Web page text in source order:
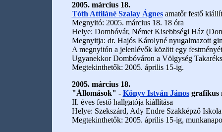
2005. március 18.
Tóth Attiláné Szalay Ágnesamatőr festő
Megnyitó: 2005. március 18. 18 óra
Helye: Dombóvár, Német Kisebbségi Ház
Megnyitja: dr. Hajós Károlyné nyugalmazott
A megnyitón a jelenlévők között egy
Ugyanekkor Dombóváron a Völgység
Megtekinthetők: 2005. április 15-ig.
2005. március 18.
"Állomások" - Könyv István Jánosgrafikus
II. éves festő hallgatója kiállítása
Helye: Szekszárd, Ady Endre Szakképző
Megtekinthetők: 2005. április 15-ig,